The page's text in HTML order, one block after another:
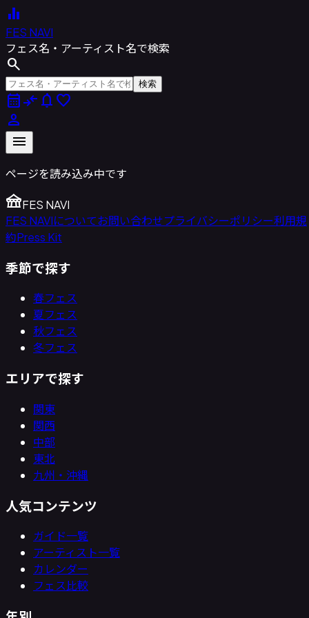
equalizer
FES NAVI
フェス名・アーティスト名で検索
search
検索
calendar_monthcompare_arrows notifications favorite
person
menu
ページを読み込み中です
festivalFES NAVI
FES NAVIについてお問い合わせプライバシーポリシー利用規
約Press Kit
季節で探す
春フェス
夏フェス
秋フェス
冬フェス
エリアで探す
関東
関西
中部
東北
九州・沖縄
人気コンテンツ
ガイド一覧
アーティスト一覧
カレンダー
フェス比較